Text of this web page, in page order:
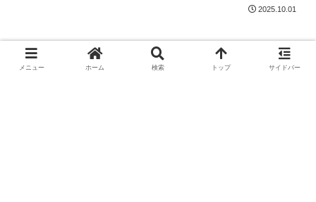
2025.10.01
次のページ
メニュー ホーム 検索 トップ サイドバー